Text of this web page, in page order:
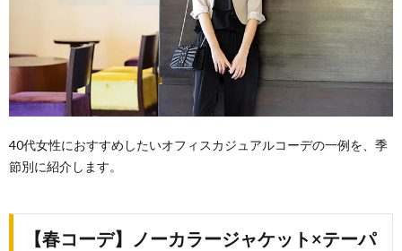
40代女性におすすめしたいオフィスカジュアルコーデの一例を、季
節別に紹介します。
【春コーデ】ノーカラージャケット×テーパ